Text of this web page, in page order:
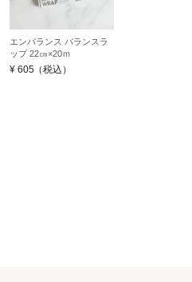
エンバランス バランスラ
ップ 22㎝×20ｍ
¥ 605（税込）